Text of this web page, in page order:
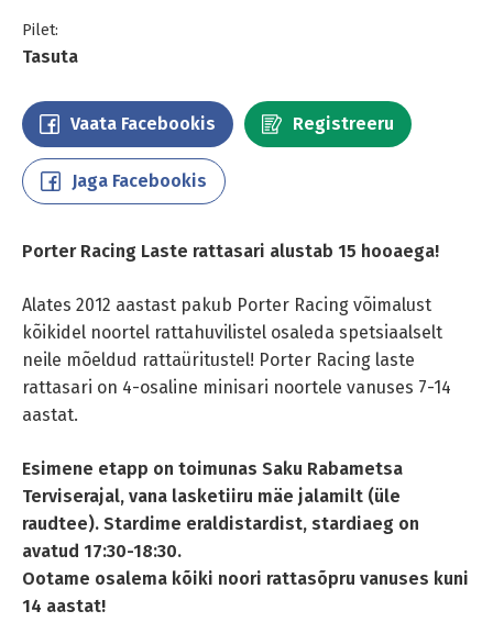
Pilet:
Tasuta
Vaata Facebookis Registreeru
Jaga Facebookis
Porter Racing Laste rattasari alustab 15 hooaega!
Alates 2012 aastast pakub Porter Racing võimalust
kõikidel noortel rattahuvilistel osaleda spetsiaalselt
neile mõeldud rattaüritustel! Porter Racing laste
rattasari on 4-osaline minisari noortele vanuses 7-14
aastat.
Esimene etapp on toimunas Saku Rabametsa
Terviserajal, vana lasketiiru mäe jalamilt (üle
raudtee). Stardime eraldistardist, stardiaeg on
avatud 17:30-18:30.
Ootame osalema kõiki noori rattasõpru vanuses kuni
14 aastat!